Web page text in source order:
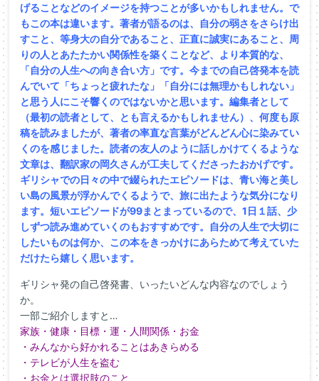
げることなどのイメージを持つことが多いかもしれません。で
もこの本は違います。著者が語るのは、自分の弱さをさらけ出
すこと、等身大の自分であること、正直に誠実にあること、周
りの人とあたたかい関係性を築くことなど、より本質的な、
「自分の人生への向き合い方」です。今までの自己啓発本を読
んでいて「ちょっと疲れたな」「自分には無理かもしれない」
と思う人にこそ響くのではないかと思います。編集者として
（最初の読者として、とも言えるかもしれません）、何度も原
稿を読みましたが、著者の率直な言葉がどんどん心に染みてい
くのを感じました。読者の友人のように話しかけてくるような
文章は、翻訳家の岡久さんが工夫してくださったおかげです。
ギリシャでの日々の中で綴られたエピソードは、青い海と美し
い島の風景が浮かんでくるようで、旅に出たような気分になり
ます。短いエピソードが99まとまっているので、1日１話、少
しずつ読み進めていくのもおすすめです。自分の人生で大切に
したいものは何か、この本をきっかけにあらためて考えていた
だけたら嬉しく思います。
ギリシャ発の自己啓発書、いったいどんな内容なのでしょう
か。
一部ご紹介しますと…
家族・健康・目標・運・人間関係・お金
・みんなから好かれることはあきらめる
・テレビが人生を盗む
・お金とは選択肢のこと